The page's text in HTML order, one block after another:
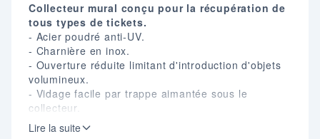
Collecteur mural conçu pour la récupération de
tous types de tickets.
- Acier poudré anti-UV.
- Charnière en inox.
- Ouverture réduite limitant d'introduction d'objets
volumineux.
- Vidage facile par trappe aimantée sous le
collecteur.
- Coloris gris manganese.
Lire la suite